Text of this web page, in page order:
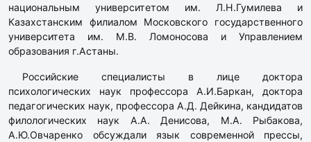
национальным университетом им. Л.Н.Гумилева и
Казахстанским филиалом Московского государственного
университета им. М.В. Ломоносова и Управлением
образования г.Астаны.
Российские специалисты в лице доктора
психологических наук профессора А.И.Баркан, доктора
педагогических наук, профессора А.Д. Дейкина, кандидатов
филологических наук А.А. Денисова, М.А. Рыбакова,
А.Ю.Овчаренко обсуждали язык современной прессы,